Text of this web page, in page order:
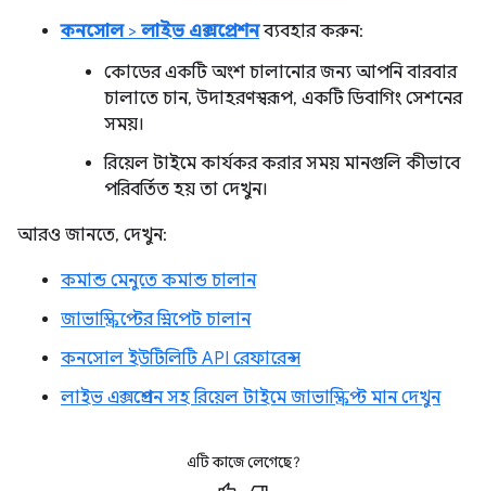
কনসোল> লাইভ এক্সপ্রেশনব্যবহার করুন:
কোডের একটি অংশ চালানোর জন্য আপনি বারবার
চালাতে চান, উদাহরণস্বরূপ, একটি ডিবাগিং সেশনের
সময়।
রিয়েল টাইমে কার্যকর করার সময় মানগুলি কীভাবে
পরিবর্তিত হয় তা দেখুন।
আরও জানতে, দেখুন:
কমান্ড মেনুতে কমান্ড চালান
জাভাস্ক্রিপ্টের স্নিপেট চালান
কনসোল ইউটিলিটি API রেফারেন্স
লাইভ এক্সপ্রেশন সহ রিয়েল টাইমে জাভাস্ক্রিপ্ট মান দেখুন
এটি কাজে লেগেছে?